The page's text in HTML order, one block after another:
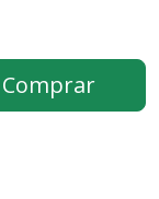
Comprar